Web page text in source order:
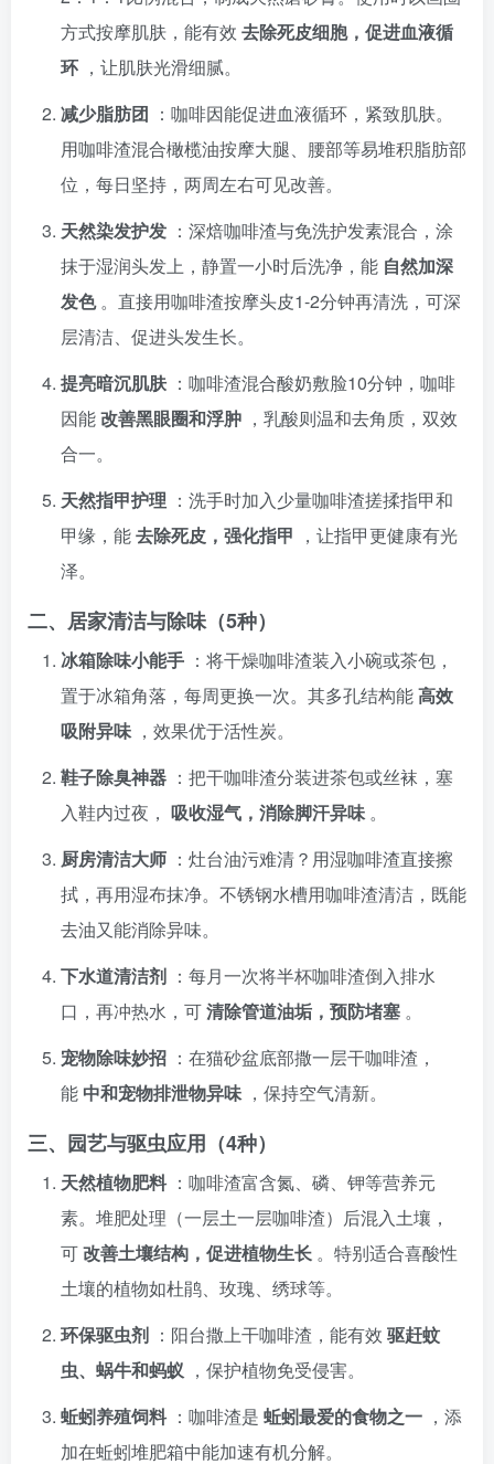
方式按摩肌肤，能有效 去除死皮细胞，促进血液循
环 ，让肌肤光滑细腻。
减少脂肪团 ：咖啡因能促进血液循环，紧致肌肤。
用咖啡渣混合橄榄油按摩大腿、腰部等易堆积脂肪部
位，每日坚持，两周左右可见改善。
天然染发护发 ：深焙咖啡渣与免洗护发素混合，涂
抹于湿润头发上，静置一小时后洗净，能 自然加深
发色。直接用咖啡渣按摩头皮1-2分钟再清洗，可深
层清洁、促进头发生长。
提亮暗沉肌肤 ：咖啡渣混合酸奶敷脸10分钟，咖啡
因能改善黑眼圈和浮肿 ，乳酸则温和去角质，双效
合一。
天然指甲护理 ：洗手时加入少量咖啡渣搓揉指甲和
甲缘，能去除死皮，强化指甲 ，让指甲更健康有光
泽。
二、居家清洁与除味（5种）
冰箱除味小能手 ：将干燥咖啡渣装入小碗或茶包，
置于冰箱角落，每周更换一次。其多孔结构能高效
吸附异味 ，效果优于活性炭。
鞋子除臭神器 ：把干咖啡渣分装进茶包或丝袜，塞
入鞋内过夜， 吸收湿气，消除脚汗异味。
厨房清洁大师 ：灶台油污难清？用湿咖啡渣直接擦
拭，再用湿布抹净。不锈钢水槽用咖啡渣清洁，既能
去油又能消除异味。
下水道清洁剂 ：每月一次将半杯咖啡渣倒入排水
口，再冲热水，可清除管道油垢，预防堵塞 。
宠物除味妙招 ：在猫砂盆底部撒一层干咖啡渣，
能 中和宠物排泄物异味 ，保持空气清新。
三、园艺与驱虫应用（4种）
天然植物肥料 ：咖啡渣富含氮、磷、钾等营养元
素。堆肥处理（一层土一层咖啡渣）后混入土壤，
可改善土壤结构，促进植物生长 。特别适合喜酸性
土壤的植物如杜鹃、玫瑰、绣球等。
环保驱虫剂 ：阳台撒上干咖啡渣，能有效 驱赶蚊
虫、蜗牛和蚂蚁 ，保护植物免受侵害。
蚯蚓养殖饲料 ：咖啡渣是 蚯蚓最爱的食物之一 ，添
加在蚯蚓堆肥箱中能加速有机分解。